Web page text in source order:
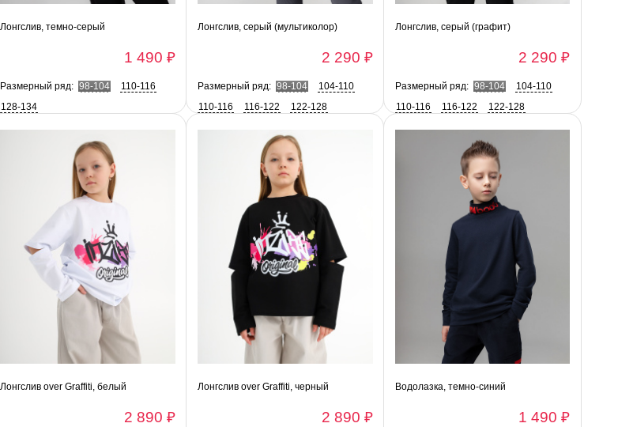
Лонгслив, темно-серый
1 490 ₽
Размерный ряд: 98-104
110-116
128-134
Лонгслив, серый (мультиколор)
2 290 ₽
Размерный ряд: 98-104
104-110
110-116
116-122
122-128
Лонгслив, серый (графит)
2 290 ₽
Размерный ряд: 98-104
104-110
110-116
116-122
122-128
Лонгслив over Graffiti, белый
2 890 ₽
Лонгслив over Graffiti, черный
2 890 ₽
Водолазка, темно-синий
1 490 ₽